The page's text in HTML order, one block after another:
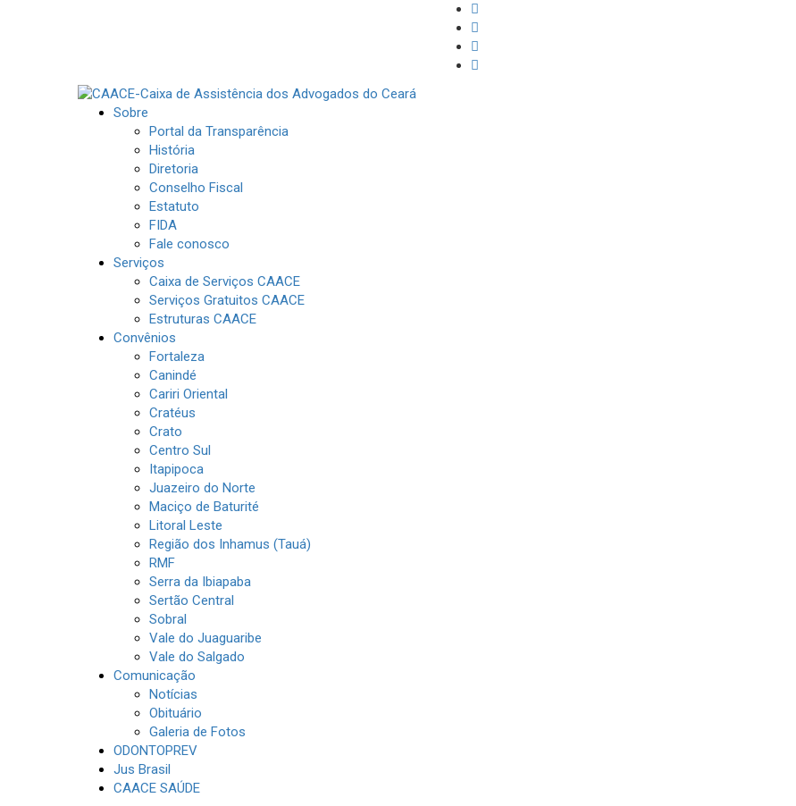
Sobre
Portal da Transparência
História
Diretoria
Conselho Fiscal
Estatuto
FIDA
Fale conosco
Serviços
Caixa de Serviços CAACE
Serviços Gratuitos CAACE
Estruturas CAACE
Convênios
Fortaleza
Canindé
Cariri Oriental
Cratéus
Crato
Centro Sul
Itapipoca
Juazeiro do Norte
Maciço de Baturité
Litoral Leste
Região dos Inhamus (Tauá)
RMF
Serra da Ibiapaba
Sertão Central
Sobral
Vale do Juaguaribe
Vale do Salgado
Comunicação
Notícias
Obituário
Galeria de Fotos
ODONTOPREV
Jus Brasil
CAACE SAÚDE